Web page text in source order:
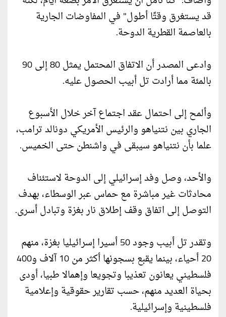
قد يستغرق وقتًا أطول" في المفاوضات الجارية
بالعاصمة القطرية الدوحة.
وادعى المصدر أن الاتفاق المحتمل يمثل 80 إلى 90
بالمئة مما أرادت تل أبيب الحصول عليه.
وألمح إلى احتمال عقد اجتماع آخر خلال الأسبوع
الجاري بين نتنياهو والرئيس الأمريكي دونالد ترامب،
علما بأن نتنياهو سيبقى في واشنطن حتى الخميس.
والأحد، وصل وفد إسرائيلي إلى الدوحة لاستئناف
محادثات غير مباشرة مع حماس عبر الوسطاء، بهدف
التوصل إلى اتفاق وقف إطلاق نار بغزة وتبادل أسرى.
وتقدر تل أبيب وجود 50 أسيرا إسرائيليا بغزة، منهم
20 أحياء، بينما يقبع بسجونها أكثر من 10 آلاف و400
فلسطيني يعانون تعذيبا وتجويعا وإهمالا طبيا، أودى
بحياة العديد منهم، حسب تقارير حقوقية وإعلامية
فلسطينية وإسرائيلية.